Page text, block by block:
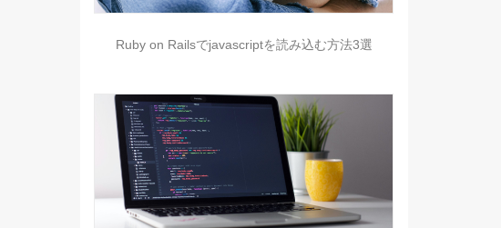
Ruby on Railsでjavascriptを読み込む方法3選